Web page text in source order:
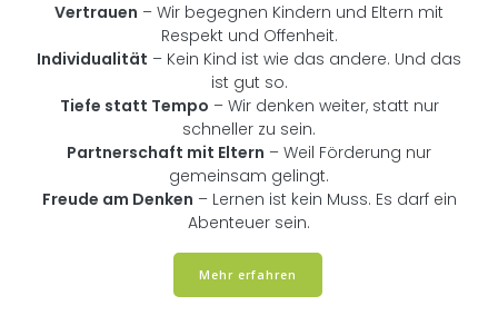
Vertrauen – Wir begegnen Kindern und Eltern mit
Respekt und Offenheit.
Individualität – Kein Kind ist wie das andere. Und das
ist gut so.
Tiefe statt Tempo – Wir denken weiter, statt nur
schneller zu sein.
Partnerschaft mit Eltern – Weil Förderung nur
gemeinsam gelingt.
Freude am Denken – Lernen ist kein Muss. Es darf ein
Abenteuer sein.
Mehr erfahren